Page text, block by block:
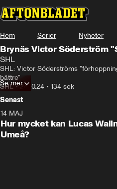
Hem Serier Nyheter
Brynäs Victor Söderström
SHL
SHL: Victor Söderströms
bättre"
SHL•24.10.24 • 134 sek
Se mer
Senast
Plus
14 MAJ
Hur mycket kan Lucas
Umeå?